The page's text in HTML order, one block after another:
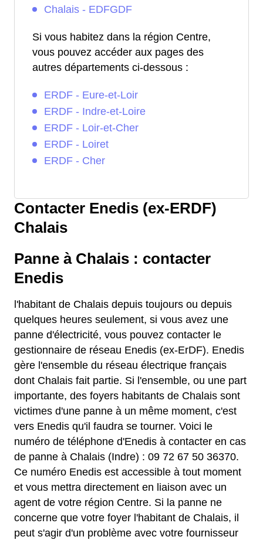
Chalais - EDFGDF
Si vous habitez dans la région Centre,
vous pouvez accéder aux pages des
autres départements ci-dessous :
ERDF - Eure-et-Loir
ERDF - Indre-et-Loire
ERDF - Loir-et-Cher
ERDF - Loiret
ERDF - Cher
Contacter Enedis (ex-ERDF)
Chalais
Panne à Chalais : contacter
Enedis
l'habitant de Chalais depuis toujours ou depuis
quelques heures seulement, si vous avez une
panne d'électricité, vous pouvez contacter le
gestionnaire de réseau Enedis (ex-ErDF). Enedis
gère l'ensemble du réseau électrique français
dont Chalais fait partie. Si l'ensemble, ou une part
importante, des foyers habitants de Chalais sont
victimes d'une panne à un même moment, c'est
vers Enedis qu'il faudra se tourner. Voici le
numéro de téléphone d'Enedis à contacter en cas
de panne à Chalais (Indre) : 09 72 67 50 36370.
Ce numéro Enedis est accessible à tout moment
et vous mettra directement en liaison avec un
agent de votre région Centre. Si la panne ne
concerne que votre foyer l'habitant de Chalais, il
peut s'agir d'un problème avec votre fournisseur